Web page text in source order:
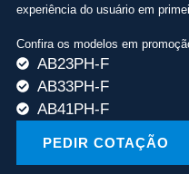
experiência do usuário em
Confira os modelos em
AB23PH-F
AB33PH-F
AB41PH-F
PEDIR COTAÇÃO